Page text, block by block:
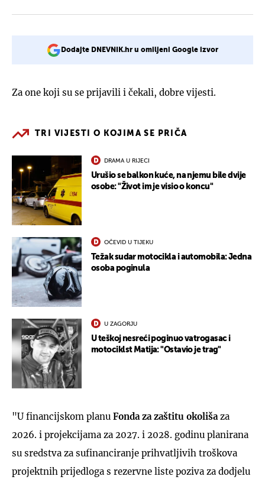
Dodajte DNEVNIK.hr u omiljeni Google izvor
Za one koji su se prijavili i čekali, dobre vijesti.
TRI VIJESTI O KOJIMA SE PRIČA
DRAMA U RIJECI
Urušio se balkon kuće, na njemu bile dvije
osobe: "Život im je visio o koncu"
OČEVID U TIJEKU
Težak sudar motocikla i automobila: Jedna
osoba poginula
U ZAGORJU
U teškoj nesreći poginuo vatrogasac i
motociklst Matija: "Ostavio je trag"
"U financijskom planu Fonda za zaštitu okoliša za
2026. i projekcijama za 2027. i 2028. godinu planirana
su sredstva za sufinanciranje prihvatljivih troškova
projektnih prijedloga s rezervne liste poziva za dodjelu